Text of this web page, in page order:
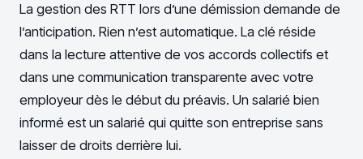
La gestion des RTT lors d’une démission demande de
l’anticipation. Rien n’est automatique. La clé réside
dans la lecture attentive de vos accords collectifs et
dans une communication transparente avec votre
employeur dès le début du préavis. Un salarié bien
informé est un salarié qui quitte son entreprise sans
laisser de droits derrière lui.